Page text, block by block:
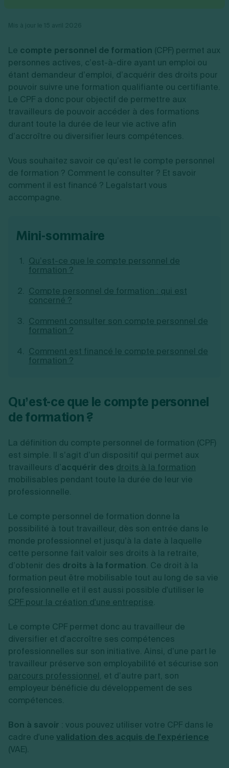
Transport
Autres
Ressources
Simulateur de choix de forme juridique
Calcul de charges sociales
Estimation du coût de création
Calcul d'éligibilité à l'ACRE
Création d'entreprise
Gérer son entreprise
Gestion comptable
Approbation des comptes
Dépôt de marque
Recherche d'antériorité
Protection des créations
Confidentialité de l'adresse du dirigeant
Fermer son entreprise
Radiation auto entrepreneur
Mise en sommeil
Dissolution-liquidation
Dépôt de bilan
Toutes les modifications
Conseil/finance
Vente en ligne
Services aux entreprises
Construction/travaux
Restauration
Commerce
Transport
Autres
Par fonctionnalité
Logiciel de facturation
Logiciel de comptabilité
Gestion des achats
Gestion de la trésorerie
Je souhaite être accompagné
Découvrez notre cabinet d'expertise
comptable LS Compta
Fiches SCI
Fiches auto-entrepreneur
Fiches association
Toutes les fiches sur la création
Autres démarches
Gestion d’entreprise
Fermeture d’entreprise
Exercice d’un métier
Gérer ses salariés
Sélection de fiches pratiques
Ouvrir sa société
Création d'EURL
Création de SARL
Création de SAS
Création d'association
Aides à la création d’entreprise
Fermeture d’une entreprise
Création d'entreprise
Le compte personnel de formation (CPF) permet aux
personnes actives, c’est-à-dire ayant un emploi ou
étant demandeur d’emploi, d’acquérir des droits pour
pouvoir suivre une formation qualifiante ou certifiante.
Le CPF a donc pour objectif de permettre aux
travailleurs de pouvoir accéder à des formations
durant toute la durée de leur vie active afin
d’accroître ou diversifier leurs compétences.
Vous souhaitez savoir ce qu’est le compte personnel
de formation ? Comment le consulter ? Et savoir
comment il est financé ? Legalstart vous
accompagne.
mini-sommaire
Qu’est-ce que le compte personnel de
formation ?
Compte personnel de formation : qui est
concerné ?
Comment consulter son compte personnel de
formation ?
Comment est financé le compte personnel de
formation ?
Qu’est-ce que le compte personnel
de formation ?
La définition du compte personnel de formation (CPF)
est simple. Il s’agit d’un dispositif qui permet aux
travailleurs d’acquérir des droits à la formation
mobilisables pendant toute la durée de leur vie
professionnelle.
Le compte personnel de formation donne la
possibilité à tout travailleur, dès son entrée dans le
monde professionnel et jusqu’à la date à laquelle
cette personne fait valoir ses droits à la retraite,
d’obtenir des droits à la formation. Ce droit à la
formation peut être mobilisable tout au long de sa vie
professionnelle et il est aussi possible d'utiliser le
CPF pour la création d'une entreprise.
Le compte CPF permet donc au travailleur de
diversifier et d'accroître ses compétences
professionnelles sur son initiative. Ainsi, d’une part le
travailleur préserve son employabilité et sécurise son
parcours professionnel, et d’autre part, son
employeur bénéficie du développement de ses
compétences.
Bon à savoir : vous pouvez utiliser votre CPF dans le
cadre d'une validation des acquis de l'expérience
(VAE).